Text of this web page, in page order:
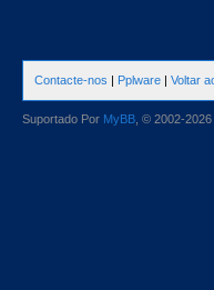
Contacte-nos | Pplware | Voltar
Suportado Por MyBB , © 2002-2026